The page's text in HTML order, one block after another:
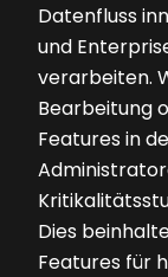
Datenfluss
und
verarbeiten.
Bearbeitung
Features in
Dies
Features für